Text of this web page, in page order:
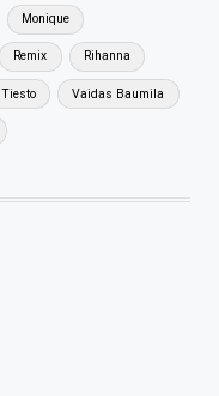
Monique
Remix Rihanna
Tiesto Vaidas Baumila